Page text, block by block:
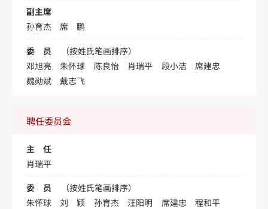
副主席
孙育杰
席 鹏
委 员 （按姓氏笔画排序）
邓旭亮
朱怀球 陈良怡 肖瑞平 段小洁
席建忠
魏勋斌
戴志飞
聘任委员会
主 任
肖瑞平
委 员 （按姓氏笔画排序）
朱怀球
刘 颖 孙育杰 汪阳明 席建忠 程和平